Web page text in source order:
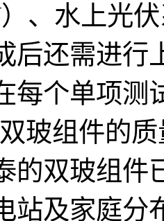
、水上光
后还需进行
每个单项测
玻组件的
的双玻组
站及家庭分